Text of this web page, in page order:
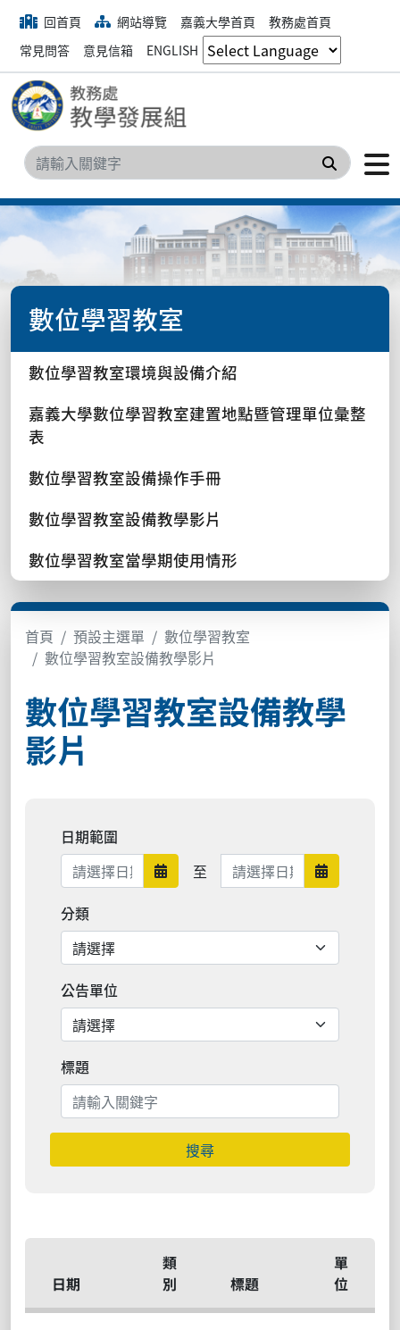
回首頁 網站導覽 嘉義大學首頁
教務處首頁
常見問答
意見信箱 ENGLISH
搜尋
數位學習教室
數位學習教室環境與設備介紹
嘉義大學數位學習教室建置地點暨管理單位彙整
表
數位學習教室設備操作手冊
數位學習教室設備教學影片
數位學習教室當學期使用情形
首頁 預設主選單
數位學習教室
數位學習教室設備教學影片
數位學習教室設備教學
影片
日期範圍
日期範圍開始
至 日期範圍結束 日期範圍
分類
公告單位
標題
搜尋
日期
類
別
標題
單
位